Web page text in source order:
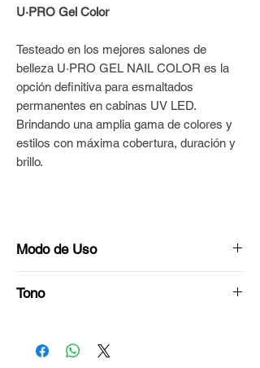
U·PRO Gel Color
Testeado en los mejores salones de
belleza U·PRO GEL NAIL COLOR es la
opción definitiva para esmaltados
permanentes en cabinas UV LED.
Brindando una amplia gama de colores y
estilos con máxima cobertura, duración y
brillo.
Modo de Uso
Bloque Blanco U·PRO© hasta dejarlas
eliminar la oleosidad con alcohol,
Tono